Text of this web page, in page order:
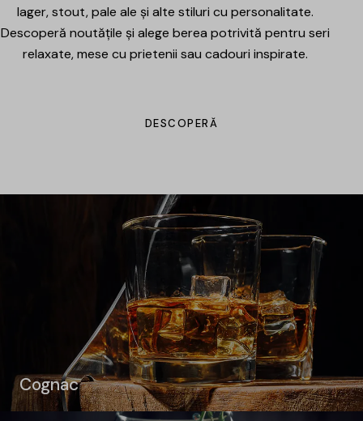
lager, stout, pale ale și alte stiluri cu personalitate.
Descoperă noutățile și alege berea potrivită pentru seri
relaxate, mese cu prietenii sau cadouri inspirate.
DESCOPERĂ
Cognac